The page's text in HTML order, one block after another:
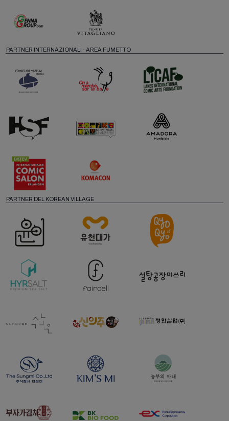
PARTNER INTERNAZIONALI - AREA FUMETTO
PARTNER DEL KOREAN VILLAGE